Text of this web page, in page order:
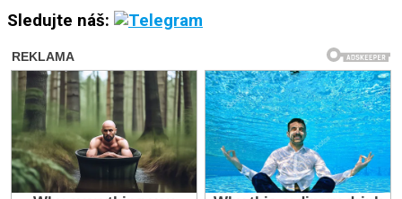
Sledujte náš: